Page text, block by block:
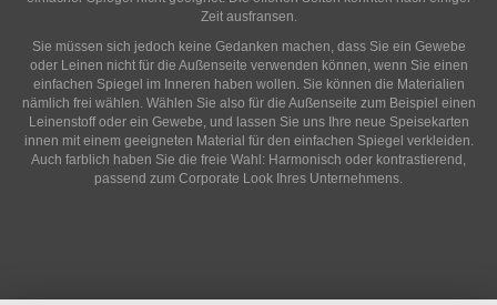
Zeit ausfransen.
Sie müssen sich jedoch keine Gedanken machen, dass Sie ein Gewebe
oder Leinen nicht für die Außenseite verwenden können, wenn Sie einen
einfachen Spiegel im Inneren haben wollen. Sie können die Materialien
nämlich frei wählen. Wählen Sie also für die Außenseite zum Beispiel einen
Leinenstoff oder ein Gewebe, und lassen Sie uns Ihre neue Speisekarten
innen mit einem geeigneten Material für den einfachen Spiegel verkleiden.
Auch farblich haben Sie die freie Wahl: Harmonisch oder kontrastierend,
passend zum Corporate Look Ihres Unternehmens.